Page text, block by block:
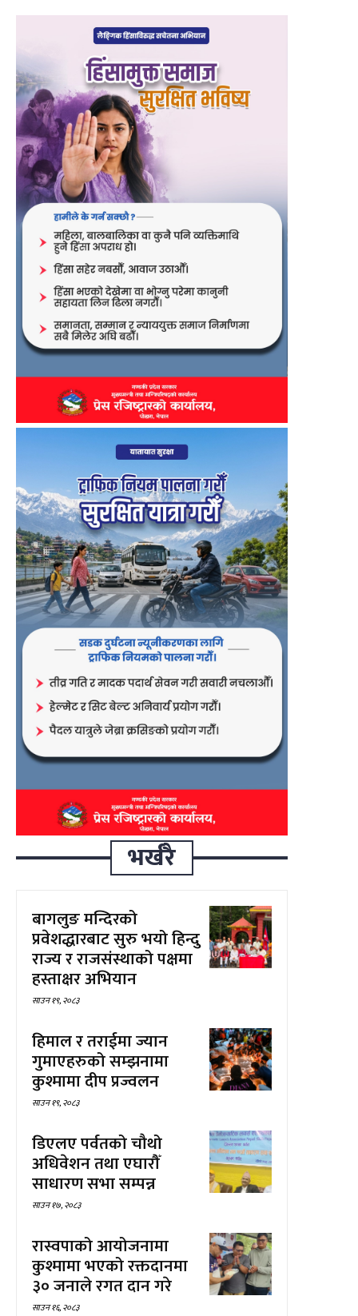
भर्खरै
बागलुङ मन्दिरको
प्रवेशद्धारबाट सुरु भयो हिन्दु
राज्य र राजसंस्थाको पक्षमा
हस्ताक्षर अभियान
साउन १९, २०८३
हिमाल र तराईमा ज्यान
गुमाएहरुको सम्झनामा
कुश्मामा दीप प्रज्वलन
साउन १९, २०८३
डिएलए पर्वतको चौथो
अधिवेशन तथा एघारौँ
साधारण सभा सम्पन्न
साउन १७, २०८३
रास्वपाको आयोजनामा
कुश्मामा भएको रक्तदानमा
३० जनाले रगत दान गरे
साउन १६, २०८३